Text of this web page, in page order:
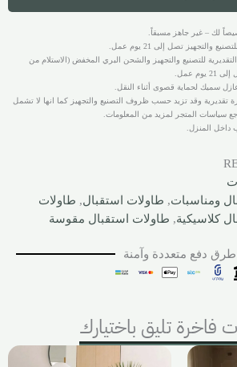
لك – غير جاهز مسبقاً.
والتجهيز تصل إلى 21 يوم عمل.
للتصنيع والتجهيز والشحن البري المخفض (الاستلام من
عمل.
سميك لحماية قصوى أثناء النقل.
تقديرية وقد تزيد حسب ظروف التصنيع والتجهيز كما انها لا تشمل
سياسات المتجر لمزيد من المعلومات.
داخل المنزل.
ومناسبات, طاولات استقبال, طاولات
كلاسيكية, طاولات استقبال مقوسة
طرق دفع متعددة وآمنة
فاخرة تليق باختيارك